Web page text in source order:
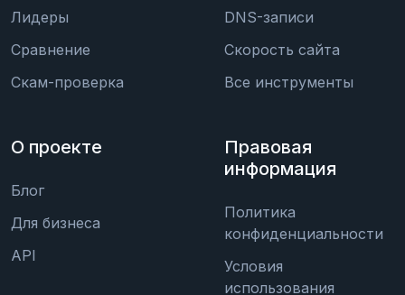
Лидеры
Сравнение
Скам-проверка
DNS-записи
Скорость сайта
Все инструменты
О проекте
Блог
Для бизнеса
API
Правовая
информация
Политика
конфиденциальности
Условия
использования